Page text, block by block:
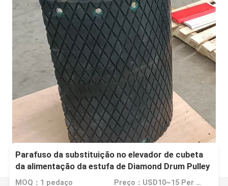
Parafuso da substituição no elevador de cubeta
da alimentação da estufa de Diamond Drum Pulley
Lagging For
MOQ：1 pedaço Preço：USD10~15 Per Unit